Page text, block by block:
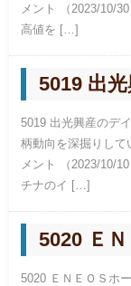
メント （2023/10/
高値を […]
5019 出
5019 出光興産のデ
柄動向を深掘りして
メント （2023/10/
チナのイ […]
5020 Ｅ
5020 ＥＮＥＯＳホ